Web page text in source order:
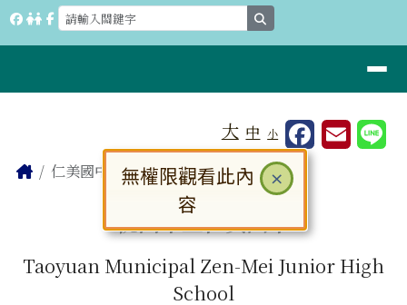
跳至主內容區
桃園市立仁美國中
⏸
大 中 小
主內容區域
Home
仁美國中
桃園市立仁美國中
Taoyuan Municipal Zen-Mei Junior High
School
頁尾區域 × 關閉
無權限觀看此內
容